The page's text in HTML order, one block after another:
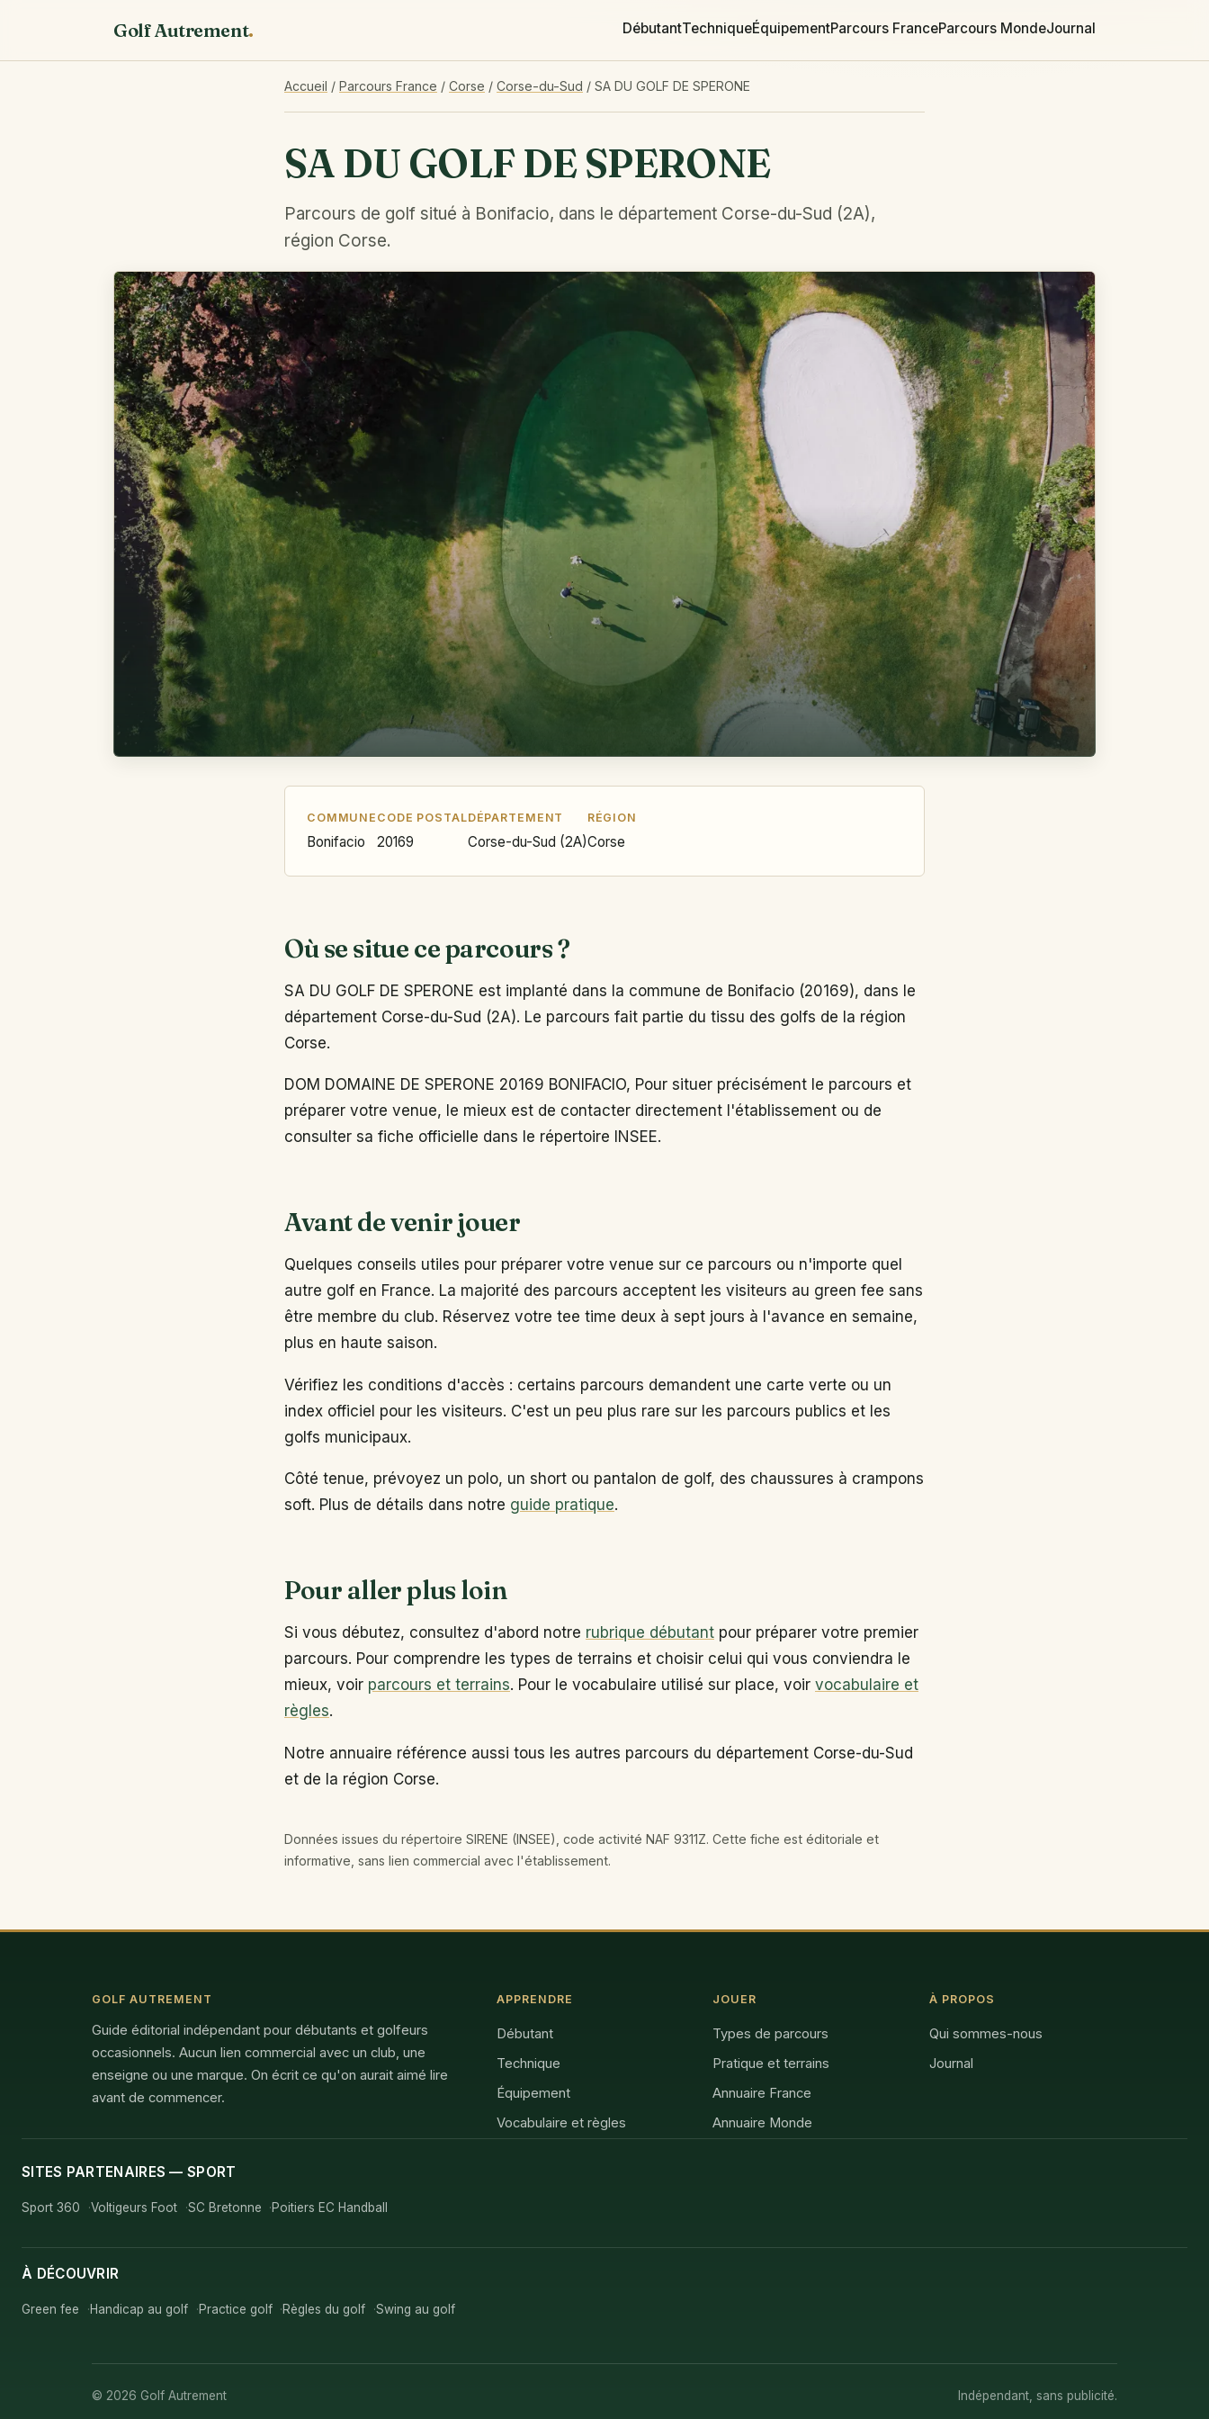
Golf Autrement. DébutantTechniqueÉquipementParcours FranceParcours MondeJournal
Accueil / Parcours France / Corse / Corse-du-Sud / SA DU GOLF DE SPERONE
SA DU GOLF DE SPERONE
Parcours de golf situé à Bonifacio, dans le département Corse-du-Sud (2A),
région Corse.
COMMUNE
Bonifacio
CODE POSTAL
20169
DÉPARTEMENT
Corse-du-Sud (2A)
RÉGION
Corse
Où se situe ce parcours ?
SA DU GOLF DE SPERONE est implanté dans la commune de Bonifacio (20169), dans le
département Corse-du-Sud (2A). Le parcours fait partie du tissu des golfs de la région
Corse.
DOM DOMAINE DE SPERONE 20169 BONIFACIO, Pour situer précisément le parcours et
préparer votre venue, le mieux est de contacter directement l'établissement ou de
consulter sa fiche officielle dans le répertoire INSEE.
Avant de venir jouer
Quelques conseils utiles pour préparer votre venue sur ce parcours ou n'importe quel
autre golf en France. La majorité des parcours acceptent les visiteurs au green fee sans
être membre du club. Réservez votre tee time deux à sept jours à l'avance en semaine,
plus en haute saison.
Vérifiez les conditions d'accès : certains parcours demandent une carte verte ou un
index officiel pour les visiteurs. C'est un peu plus rare sur les parcours publics et les
golfs municipaux.
Côté tenue, prévoyez un polo, un short ou pantalon de golf, des chaussures à crampons
soft. Plus de détails dans notre guide pratique.
Pour aller plus loin
Si vous débutez, consultez d'abord notre rubrique débutant pour préparer votre premier
parcours. Pour comprendre les types de terrains et choisir celui qui vous conviendra le
mieux, voir parcours et terrains. Pour le vocabulaire utilisé sur place, voir vocabulaire et
règles.
Notre annuaire référence aussi tous les autres parcours du département Corse-du-Sud
et de la région Corse.
Données issues du répertoire SIRENE (INSEE), code activité NAF 9311Z. Cette fiche est éditoriale et
informative, sans lien commercial avec l'établissement.
GOLF AUTREMENT
Guide éditorial indépendant pour débutants et golfeurs
occasionnels. Aucun lien commercial avec un club, une
enseigne ou une marque. On écrit ce qu'on aurait aimé lire
avant de commencer.
APPRENDRE
Débutant
Technique
Équipement
Vocabulaire et règles
JOUER
Types de parcours
Pratique et terrains
Annuaire France
Annuaire Monde
À PROPOS
Qui sommes-nous
Journal
SITES PARTENAIRES — SPORT
Sport 360 Voltigeurs Foot SC Bretonne Poitiers EC Handball
À DÉCOUVRIR
Green fee Handicap au golf Practice golf Règles du golf Swing au golf
© 2026 Golf Autrement Indépendant, sans publicité.